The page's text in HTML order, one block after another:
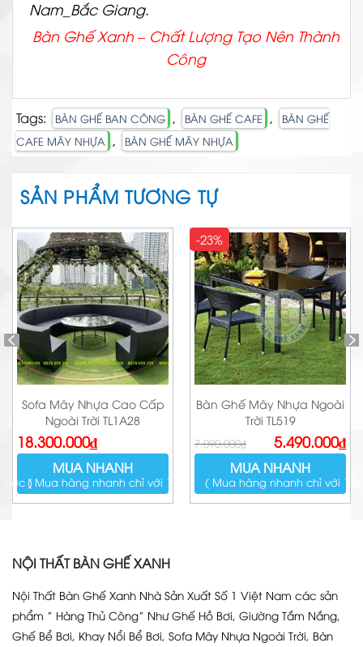
Nam_Bắc Giang.
Bàn Ghế Xanh – ChấtLượng Tạo Nên Thành
Công
Tags: BÀN GHẾ BAN CÔNG , BÀN GHẾ CAFE ,
BÀN GHẾ
CAFE MÂY NHỰA
, BÀN GHẾ MÂY NHỰA
SẢN PHẨM TƯƠNG TỰ
Sofa Mây Nhựa Cao Cấp
Ngoài Trời TL1A28
18.300.000₫
MUA NHANH
( Mua hàng nhanh chỉ với 1 bước )
-23%
Bàn Ghế Mây Nhựa Ngoài
Trời TL519
7.090.000₫
Giá
gốc
là:
7.090.000₫.
5.490.000₫
Giá
hiện
tại
5.490.000₫.
MUA NHANH
( Mua hàng nhanh chỉ với 1
)
NỘI THẤT BÀN GHẾ XANH
Nội Thất Bàn Ghế Xanh Nhà Sản Xuất Số 1 Việt Nam các sản
phẩm ” Hàng Thủ Công” Như Ghế Hồ Bơi, Giường Tắm Nắng,
Ghế Bể Bơi, Khay Nổi Bể Bơi, Sofa Mây Nhựa Ngoài Trời, Bàn